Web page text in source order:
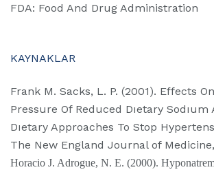
FDA: Food And Drug Administration
KAYNAKLAR
Frank M. Sacks, L. P. (2001). Effects
Pressure Of Reduced Dıetary Sodıum
Dıetary Approaches To Stop
The New England Journal of
Horacio J. Adrogue, N. E. (2000).